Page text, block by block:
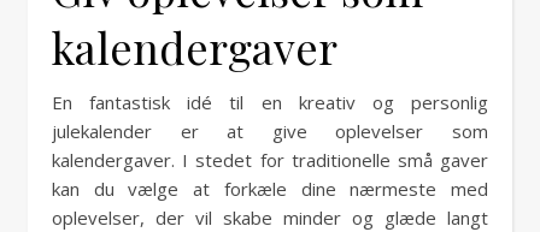
kalendergaver
En fantastisk idé til en kreativ og personlig
julekalender er at give oplevelser som
kalendergaver. I stedet for traditionelle små gaver
kan du vælge at forkæle dine nærmeste med
oplevelser, der vil skabe minder og glæde langt